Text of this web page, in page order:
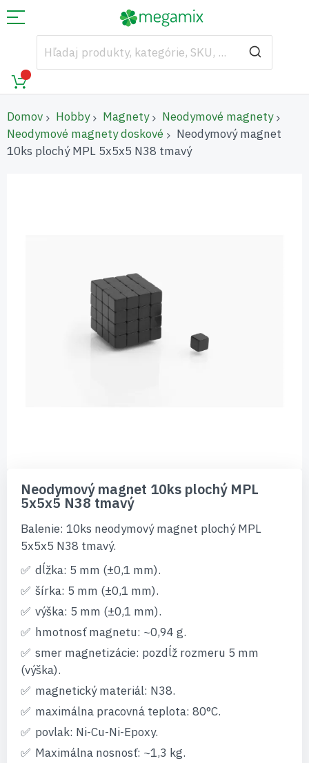
Domov Hobby Magnety
Neodymové magnety
Neodymové magnety doskové
Neodymový magnet
10ks plochý MPL 5x5x5 N38 tmavý
začiatok
galérie
Neodymový magnet 10ks plochý MPL
5x5x5 N38 tmavý
Balenie: 10ks neodymový magnet plochý MPL
5x5x5 N38 tmavý.
dĺžka: 5 mm (±0,1 mm).
šírka: 5 mm (±0,1 mm).
výška: 5 mm (±0,1 mm).
hmotnosť magnetu: ~0,94 g.
smer magnetizácie: pozdĺž rozmeru 5 mm
(výška).
magnetický materiál: N38.
maximálna pracovná teplota: 80°C.
povlak: Ni-Cu-Ni-Epoxy.
Maximálna nosnosť: ~1,3 kg.